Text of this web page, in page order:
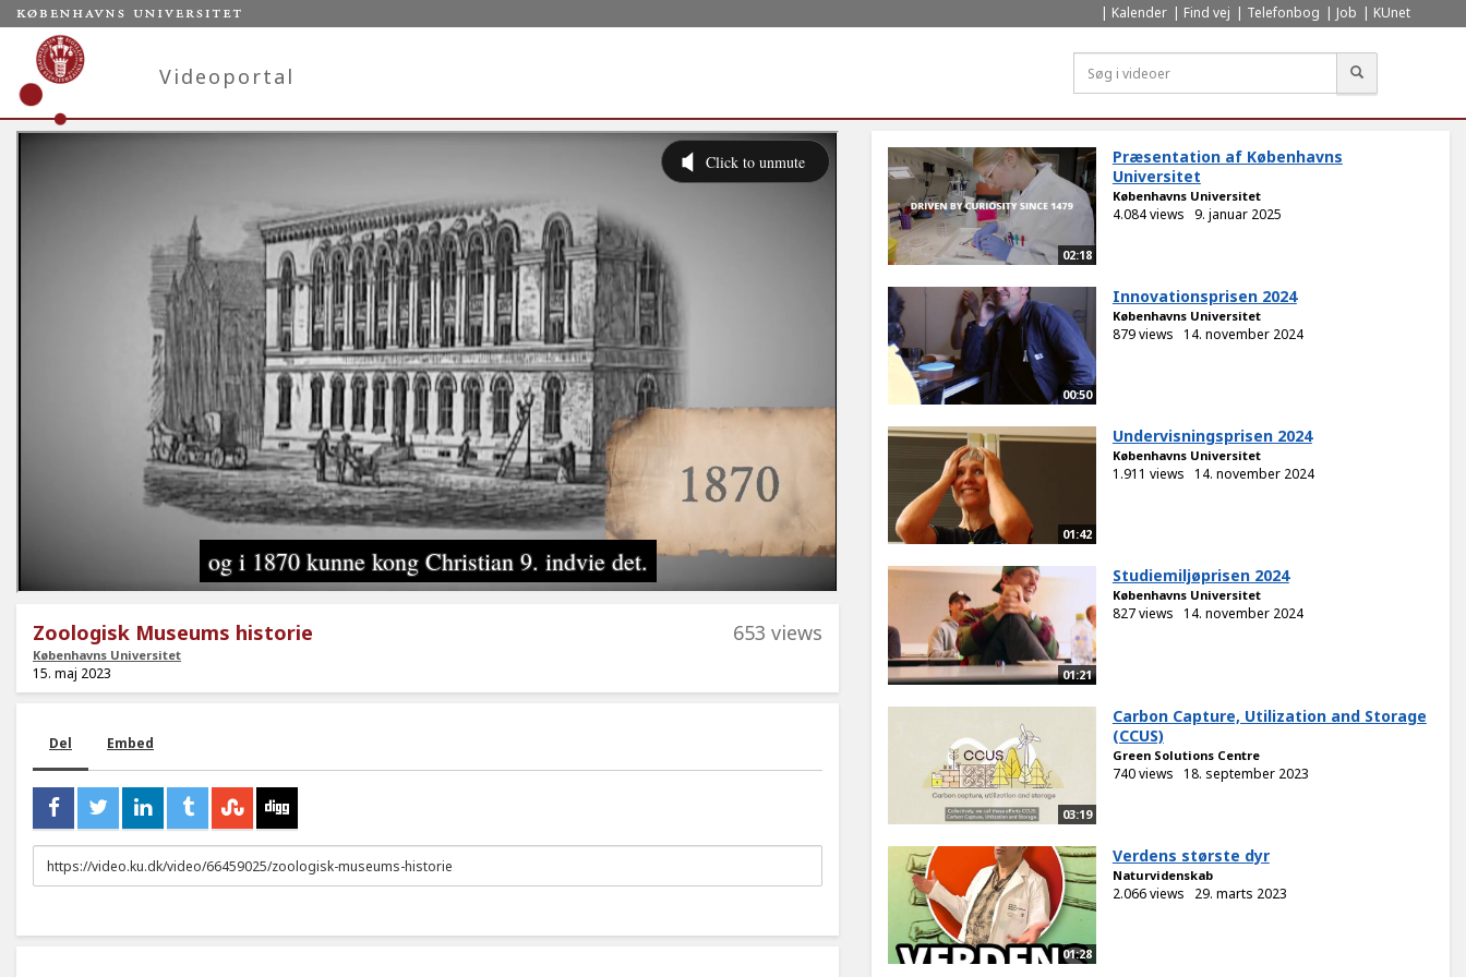
Kalender Find vej Telefonbog Job KUnet
Videoportal
Zoologisk Museums historie
Københavns Universitet
653 views
15. maj 2023
Del Embed
URL
to
02:18
Præsentation af Københavns
Universitet
Københavns Universitet
4.084 views 9. januar 2025
00:50
Innovationsprisen 2024
Københavns Universitet
879 views 14. november 2024
01:42
Undervisningsprisen 2024
Københavns Universitet
1.911 views 14. november 2024
01:21
Studiemiljøprisen 2024
Københavns Universitet
827 views 14. november 2024
03:19
Carbon Capture, Utilization and Storage
(CCUS)
Green Solutions Centre
740 views 18. september 2023
01:28
Verdens største dyr
Naturvidenskab
2.066 views 29. marts 2023